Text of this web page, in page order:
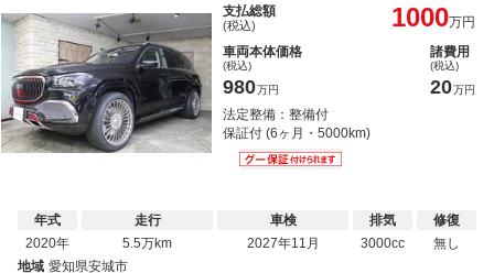
支払総額
(税込) 1000万円
車両本体価格
(税込)
980万円
諸費用
(税込)
20万円
法定整備：整備付
保証付 (6ヶ月・5000km)
年式
2020年
走行
5.5万km
車検
2027年11月
排気
3000cc
修復
無し
地域 愛知県安城市